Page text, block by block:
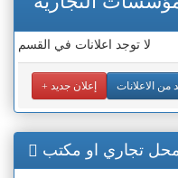
لا توجد اعلانات في القسم
إعلان جديد
تجاري او مكتب